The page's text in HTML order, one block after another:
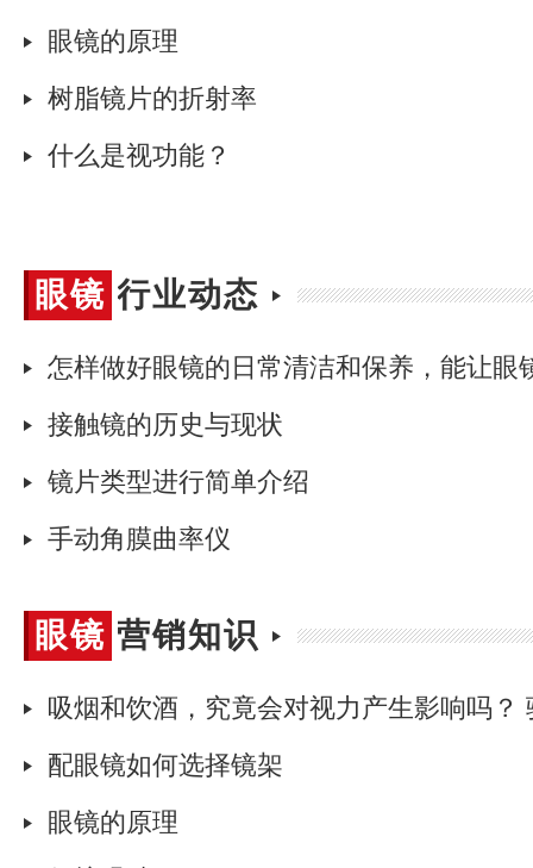
眼镜的原理
树脂镜片的折射率
什么是视功能？
眼镜
眼镜行业动态
接触镜的历史与现状
镜片类型进行简单介绍
手动角膜曲率仪
眼镜
眼镜营销知识
配眼镜如何选择镜架
眼镜的原理